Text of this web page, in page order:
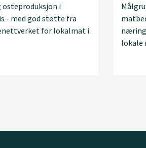
i
- med god støtte fra
for lokalmat i
næring
lokale